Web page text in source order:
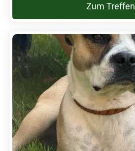
Zum Treffen